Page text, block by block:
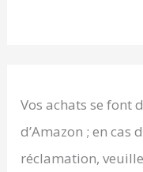
Vos achats se font
d’Amazon ; en cas
réclamation,